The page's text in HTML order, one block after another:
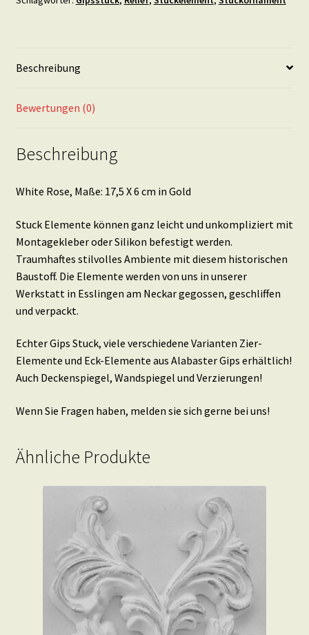
Menge
Beschreibung
Bewertungen (0)
Beschreibung
White Rose, Maße: 17,5 X 6 cm in Gold
Stuck Elemente können ganz leicht und unkompliziert mit
Montagekleber oder Silikon befestigt werden.
Traumhaftes stilvolles Ambiente mit diesem historischen
Baustoff. Die Elemente werden von uns in unserer
Werkstatt in Esslingen am Neckar gegossen, geschliffen
und verpackt.
Echter Gips Stuck, viele verschiedene Varianten Zier-
Elemente und Eck-Elemente aus Alabaster Gips erhältlich!
Auch Deckenspiegel, Wandspiegel und Verzierungen!
Wenn Sie Fragen haben, melden sie sich gerne bei uns!
Ähnliche Produkte